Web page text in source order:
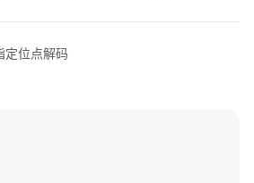
定位点解码